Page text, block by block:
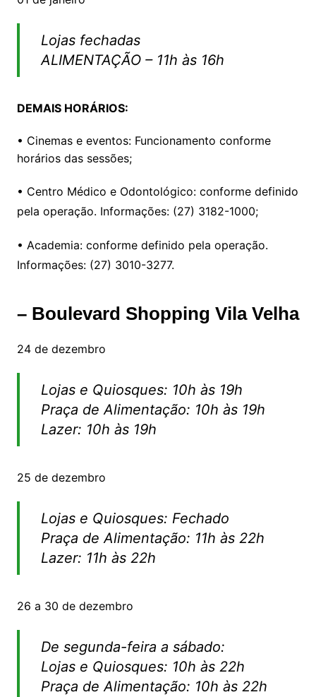
Lojas fechadas
ALIMENTAÇÃO – 11h às 16h
DEMAIS HORÁRIOS:
• Cinemas e eventos: Funcionamento conforme
horários das sessões;
• Centro Médico e Odontológico: conforme definido
pela operação. Informações: (27) 3182-1000;
• Academia: conforme definido pela operação.
Informações: (27) 3010-3277.
– Boulevard Shopping Vila Velha
24 de dezembro
Lojas e Quiosques: 10h às 19h
Praça de Alimentação: 10h às 19h
Lazer: 10h às 19h
25 de dezembro
Lojas e Quiosques: Fechado
Praça de Alimentação: 11h às 22h
Lazer: 11h às 22h
26 a 30 de dezembro
De segunda-feira a sábado:
Lojas e Quiosques: 10h às 22h
Praça de Alimentação: 10h às 22h